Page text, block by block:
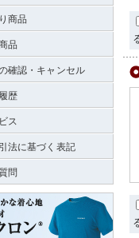
商品
品
確認・キャンセル
歴
ス
法に基づく表記
問